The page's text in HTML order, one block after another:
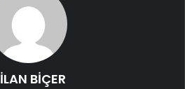
BİÇER